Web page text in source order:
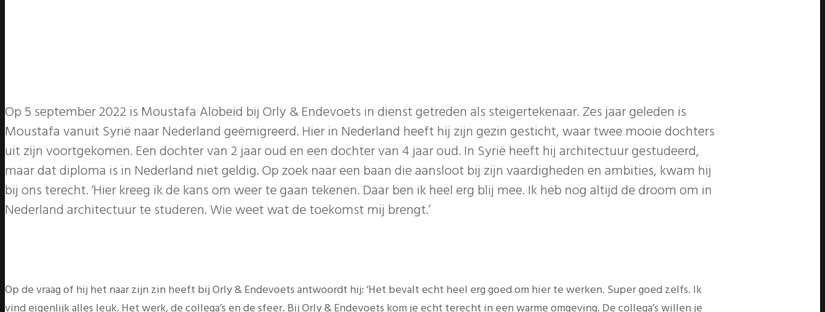
Op 5 september 2022 is Moustafa Alobeid bij Orly & Endevoets in dienst getreden als steigertekenaar. Zes jaar geleden is
Moustafa vanuit Syrië naar Nederland geëmigreerd. Hier in Nederland heeft hij zijn gezin gesticht, waar twee mooie dochters
uit zijn voortgekomen. Een dochter van 2 jaar oud en een dochter van 4 jaar oud. In Syrië heeft hij architectuur gestudeerd,
maar dat diploma is in Nederland niet geldig. Op zoek naar een baan die aansloot bij zijn vaardigheden en ambities, kwam hij
bij ons terecht. ‘Hier kreeg ik de kans om weer te gaan tekenen. Daar ben ik heel erg blij mee. Ik heb nog altijd de droom om in
Nederland architectuur te studeren. Wie weet wat de toekomst mij brengt.’
Op de vraag of hij het naar zijn zin heeft bij Orly & Endevoets antwoordt hij: ‘Het bevalt echt heel erg goed om hier te werken. Super goed zelfs. Ik
vind eigenlijk alles leuk. Het werk, de collega’s en de sfeer. Bij Orly & Endevoets kom je echt terecht in een warme omgeving. De collega’s willen je